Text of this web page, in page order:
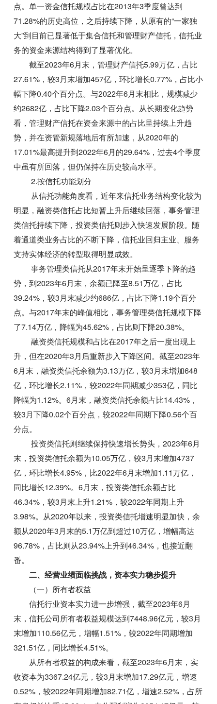
点。单一资金信托规模占比在2013年3季度曾达到
71.28%的历史高位，之后持续下降，从原有的“一家独
大”到目前已显著低于集合信托和管理财产信托，信托业
务的资金来源结构得到了显著优化。
截至2023年6月末，管理财产信托5.99万亿，占比
27.61%，较3月末增加457亿，环比增长0.77%，占比小
幅下降0.40个百分点。与2022年6月末相比，规模减少
约2682亿，占比下降2.03个百分点。从长期变化趋势
看，管理财产信托在资金来源中的占比呈持续上升趋
势，并在资管新规落地后有所加速，从2020年的
17.01%最高提升到2022年6月的29.64%，过去4个季度
中虽有所回落，但仍保持在历史较高水平。
2.按信托功能划分
从信托功能角度看，近年来信托业务结构变化较为
明显，融资类信托占比短暂上升后继续回落，事务管理
类信托持续下降，投资类信托则步入快速发展阶段。随
着通道类业务占比的不断下降，信托业回归主业、服务
支持实体经济的转型取得明显成效。
事务管理类信托从2017年末开始呈逐季下降的趋
势，到2023年6月末，余额已降至8.51万亿，占比
39.24%，较3月末减少约686亿，占比下降1.19个百分
点。与2017年末的峰值相比，事务管理类信托规模下降
了7.14万亿，降幅为45.62%，占比则下降20.38%。
融资类信托规模和占比在2017年之后一度出现上
升，但在2020年3月后重新步入下降区间。截至2023年
6月末，融资类信托余额为3.13万亿，较3月末增加648
亿，环比增长2.11%，较2022年同期减少353亿，同比
降幅为1.12%。6月末，融资类信托余额占比14.43%，
较3月下降0.02个百分点，较2022年同期下降0.56个百
分点。
投资类信托则继续保持快速增长势头，2023年6月
末，投资类信托余额为10.05万亿，较3月末增加4737
亿，环比增长4.95%，比2022年6月末增加1.11万亿，
同比增长12.39%。6月末，投资类信托余额占比
46.34%，较3月末上升1.21%，较2022年同期上升
3.98%。从2020年以来，投资类信托增速明显加快，余
额从2020年3月末的5.1万亿到超过10万亿，增幅高达
96.78%，占比则从23.94%上升到46.34%，也接近翻
番。
二、经营业绩面临挑战，资本实力稳步提升
（一）所有者权益
信托行业资本实力进一步增强，截至2023年6月
末，信托公司所有者权益规模达到7448.96亿元，较3月
末增加110.56亿元，增幅1.51%，较2022年同期增加
321.51亿，同比增长4.51%。
从所有者权益的构成来看，截至2023年6月末，实
收资本为3367.24亿元，较3月末增加17.29亿元，增速
0.52%，较2022年同期增加82.71亿，增速2.52%，占所